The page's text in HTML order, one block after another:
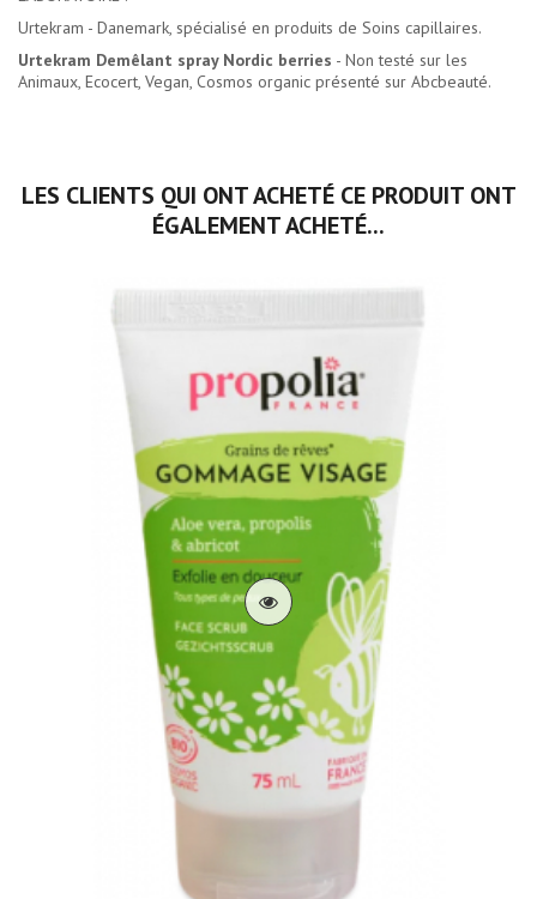
Urtekram - Danemark, spécialisé en produits de Soins capillaires.
Urtekram Demêlant spray Nordic berries - Non testé sur les
Animaux, Ecocert, Vegan, Cosmos organic présenté sur Abcbeauté.
LES CLIENTS QUI ONT ACHETÉ CE PRODUIT ONT
ÉGALEMENT ACHETÉ...